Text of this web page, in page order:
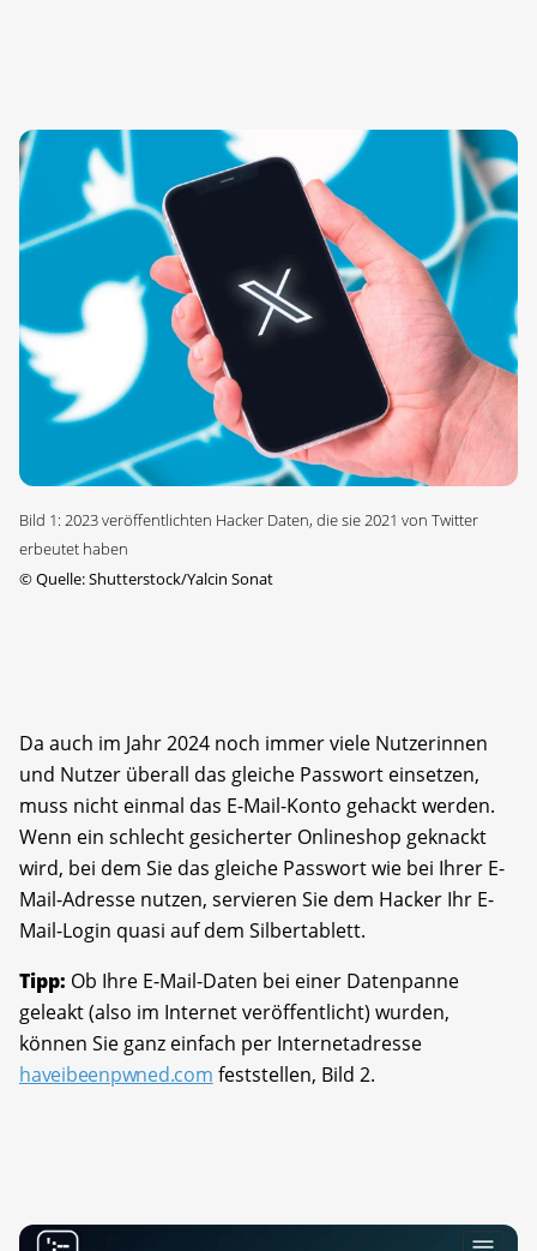
Bild 1: 2023 veröffentlichten Hacker Daten, die sie 2021 von Twitter
erbeutet haben
©Quelle: Shutterstock/Yalcin Sonat
Da auch im Jahr 2024 noch immer viele Nutzerinnen
und Nutzer überall das gleiche Passwort einsetzen,
muss nicht einmal das E-Mail-Konto gehackt werden.
Wenn ein schlecht gesicherter Onlineshop geknackt
wird, bei dem Sie das gleiche Passwort wie bei Ihrer E-
Mail-Adresse nutzen, servieren Sie dem Hacker Ihr E-
Mail-Login quasi auf dem Silbertablett.
Tipp: Ob Ihre E-Mail-Daten bei einer Datenpanne
geleakt (also im Internet ver­öffentlicht) wurden,
können Sie ganz einfach per Internetadresse
haveibeenpwned.com feststellen, Bild 2.